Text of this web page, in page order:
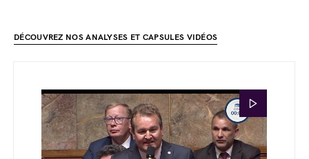
DÉCOUVREZ NOS ANALYSES ET CAPSULES VIDÉOS